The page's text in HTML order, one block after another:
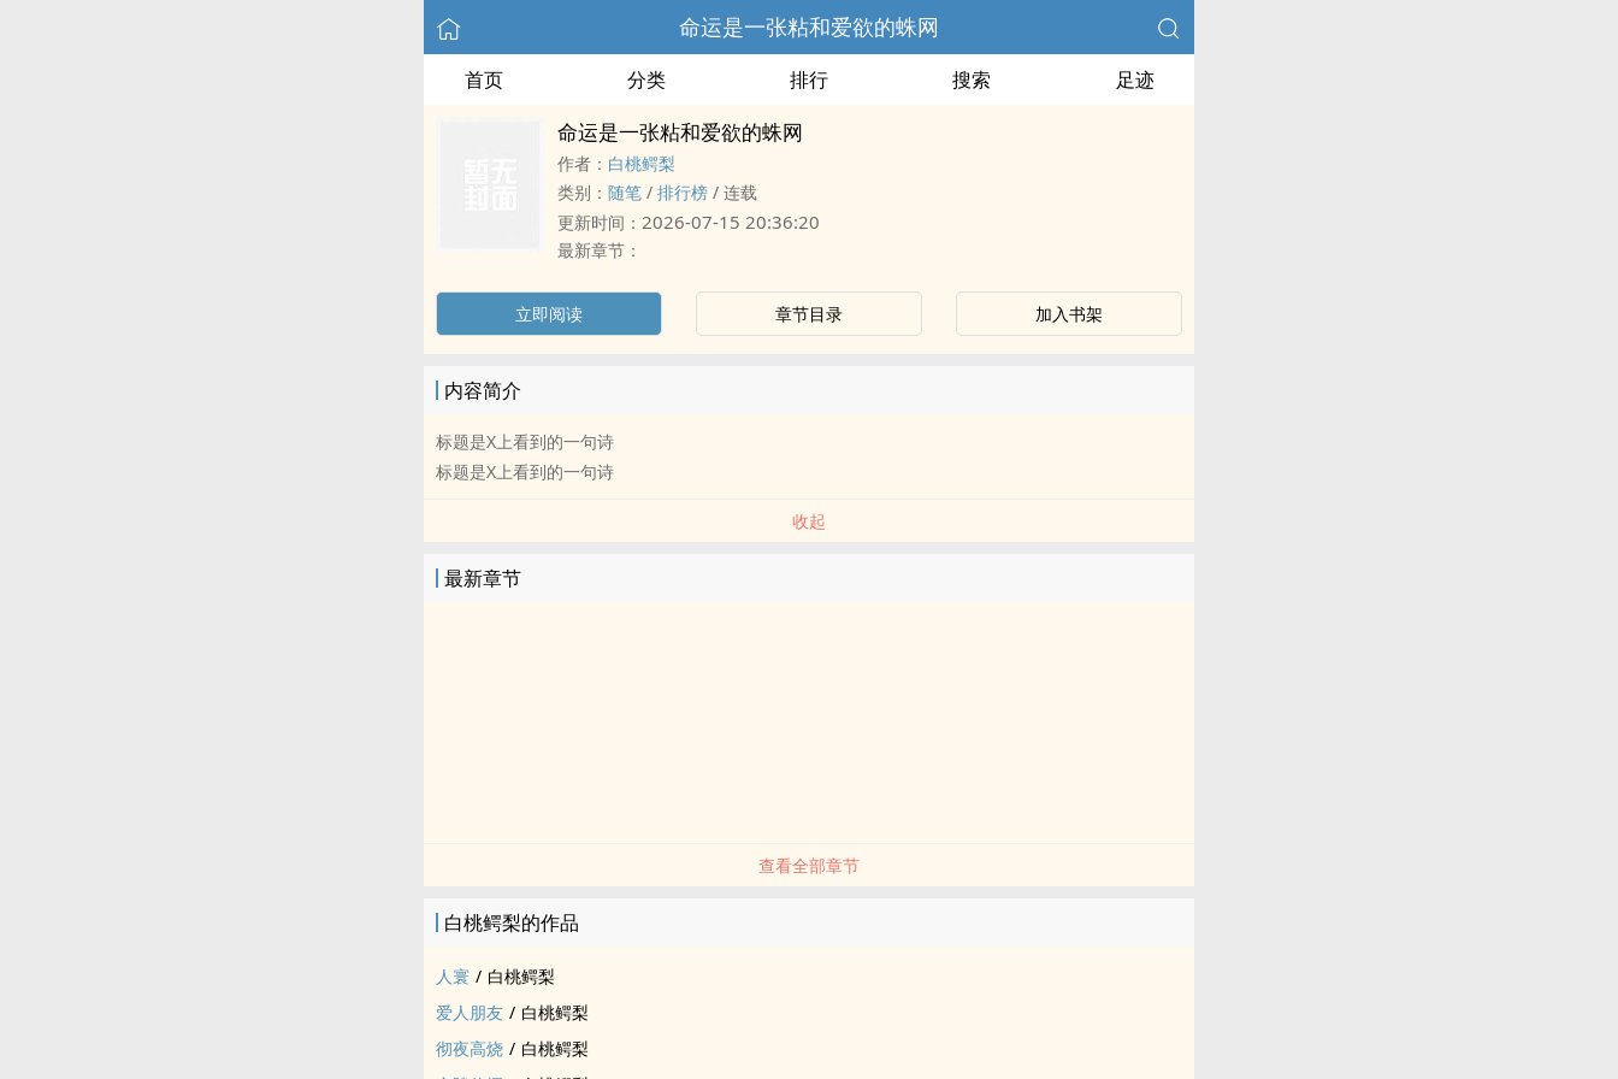
命运是一张粘和爱欲的蛛网
首页 分类 排行 搜索 足迹
命运是一张粘和爱欲的蛛网
作者： 白桃鳄梨
类别： 随笔 / 排行榜 / 连载
更新时间： 2026-07-15 20:36:20
最新章节：
立即阅读 章节目录 加入书架
内容简介
标题是X上看到的一句诗
标题是X上看到的一句诗
收起
最新章节
查看全部章节
白桃鳄梨的作品
人寰 / 白桃鳄梨
爱人朋友 / 白桃鳄梨
彻夜高烧 / 白桃鳄梨